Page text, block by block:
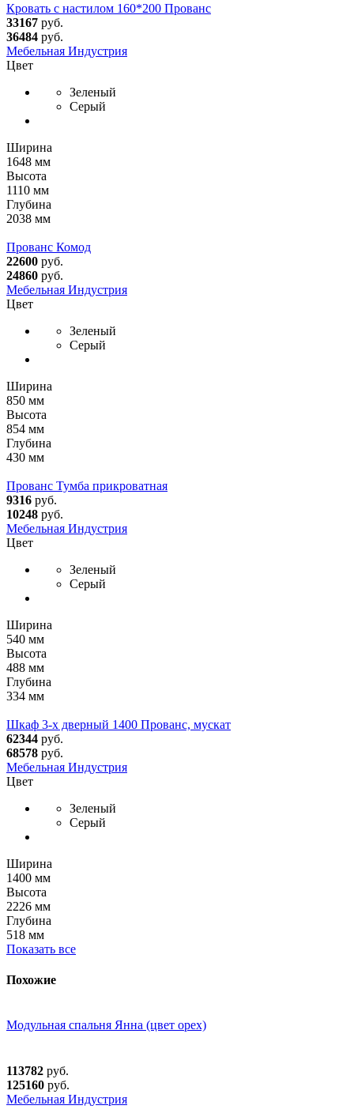
Кровать с настилом 160*200 Прованс
33167 руб.
36484 руб.
Мебельная Индустрия
Цвет
Зеленый
Серый
Ширина
1648 мм
Высота
1110 мм
Глубина
2038 мм
Прованс Комод
22600 руб.
24860 руб.
Мебельная Индустрия
Цвет
Зеленый
Серый
Ширина
850 мм
Высота
854 мм
Глубина
430 мм
Прованс Тумба прикроватная
9316 руб.
10248 руб.
Мебельная Индустрия
Цвет
Зеленый
Серый
Ширина
540 мм
Высота
488 мм
Глубина
334 мм
Шкаф 3-х дверный 1400 Прованс, мускат
62344 руб.
68578 руб.
Мебельная Индустрия
Цвет
Зеленый
Серый
Ширина
1400 мм
Высота
2226 мм
Глубина
518 мм
Показать все
Похожие
Модульная спальня Янна (цвет орех)
113782 руб.
125160 руб.
Мебельная Индустрия